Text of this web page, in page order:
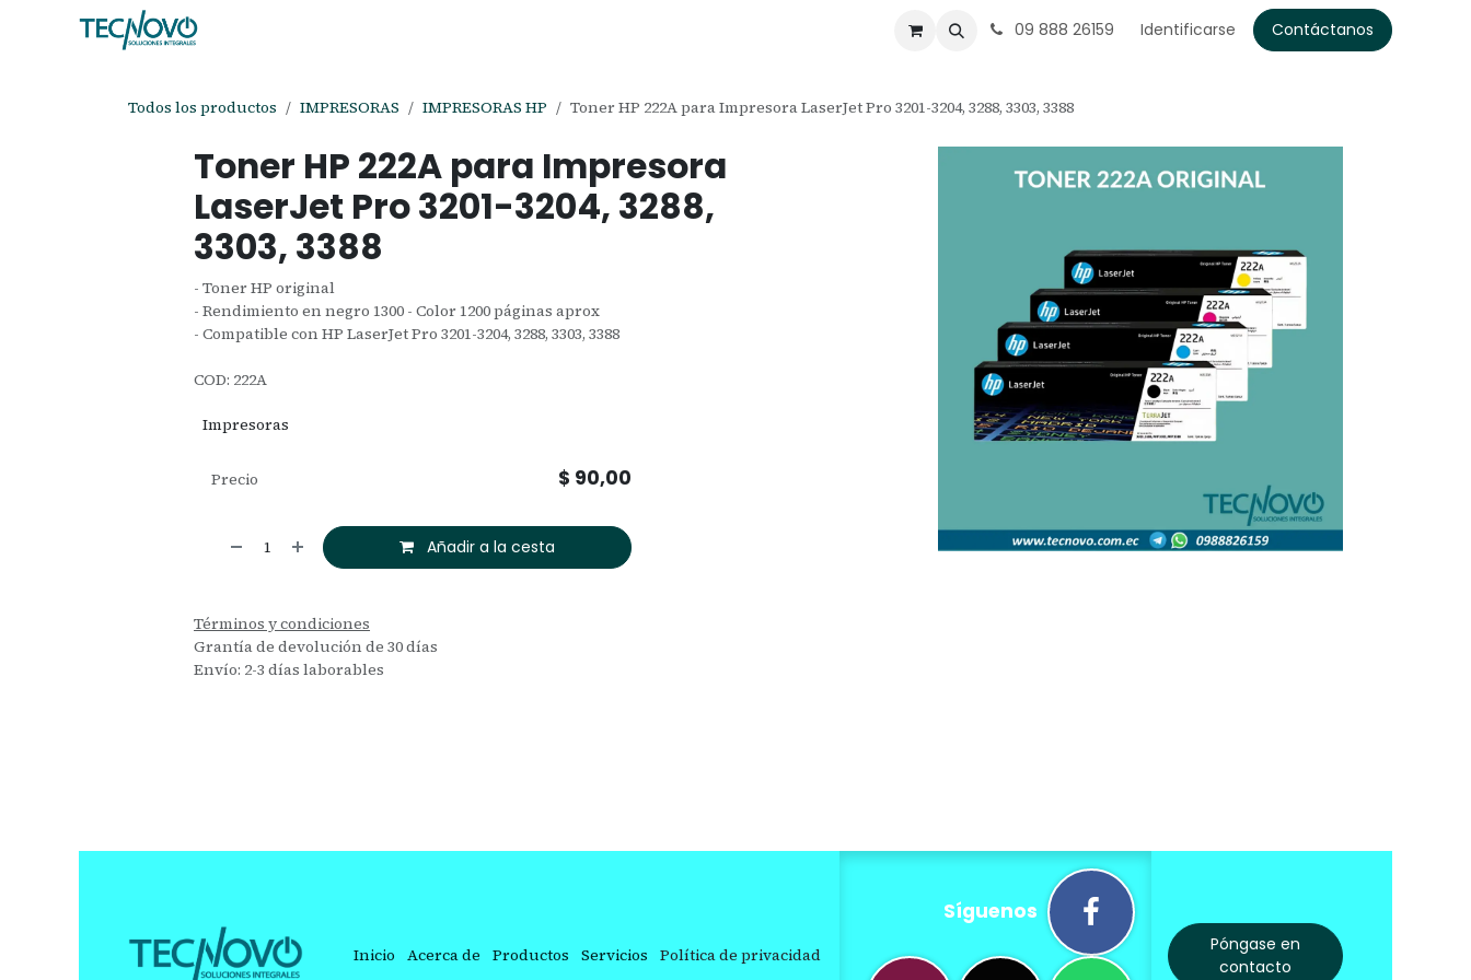
09 888 26159 Identificarse Contáctanos
Todos los productos IMPRESORAS IMPRESORAS HP Toner HP 222A para Impresora LaserJet Pro 3201-3204, 3288, 3303, 3388
Toner HP 222A para Impresora
LaserJet Pro 3201-3204, 3288,
3303, 3388
- Toner HP original
- Rendimiento en negro 1300 - Color 1200 páginas aprox
- Compatible con HP LaserJet Pro 3201-3204, 3288, 3303, 3388
COD: 222A
Impresoras
Añadir a la cesta
Precio $ 90,00
Términos y condiciones
Grantía de devolución de 30 días
Envío: 2-3 días laborables
Inicio Acerca de Productos Servicios Política de privacidad
Síguenos
Póngase en
contacto